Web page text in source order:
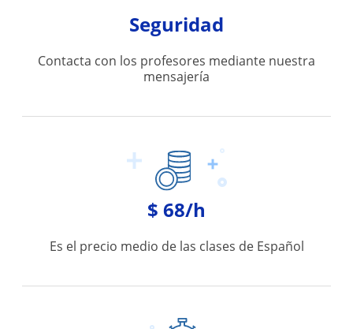
Seguridad
Contacta con los profesores mediante nuestra
mensajería
$ 68/h
Es el precio medio de las clases de Español